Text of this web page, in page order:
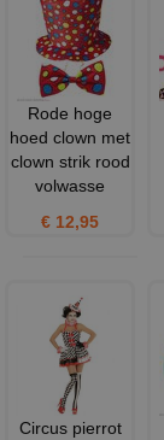
Rode hoge
hoed clown met
clown strik rood
volwasse
€ 12,95
Circus pierrot